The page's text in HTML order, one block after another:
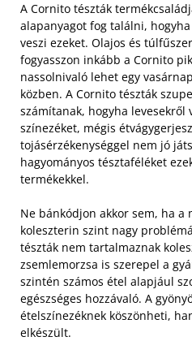
A Cornito tészták
alapanyagot fog találni,
veszi ezeket. Olajos és
fogyasszon inkább a Cornito
nassolnivaló lehet egy
közben. A Cornito tészták
számítanak, hogyha
színezéket, mégis
tojásérzékenységgel nem jó
hagyományos tésztaféléket
termékekkel.
Ne bánkódjon akkor sem, ha
koleszterin szint nagy
tészták nem tartalmaznak
zsemlemorzsa is szerepel a
szintén számos étel alapjául
egészséges hozzávaló. A
ételszínezéknek köszönheti,
elkészült.